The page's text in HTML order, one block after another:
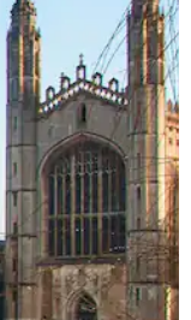
करें।